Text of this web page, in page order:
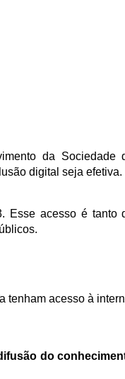
da Sociedade
digital seja efetiva.
Esse acesso é tanto
tenham acesso à
do